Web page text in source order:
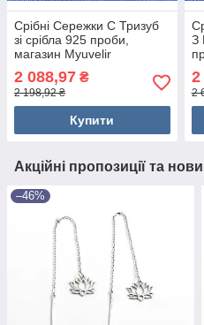
Срібні Сережки С Тризуб
зі срібла 925 проби,
магазин Myuvelir
2 088,97 ₴
2 198,92 ₴
Купити
З
2
2
Акційні пропозиції та
–46%